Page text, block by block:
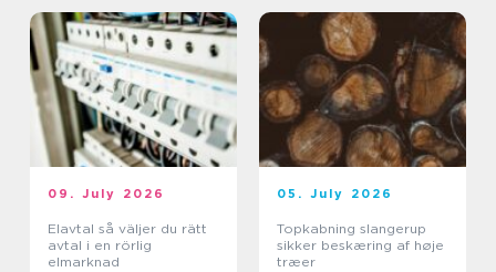
09. July 2026
Elavtal så väljer du rätt
avtal i en rörlig
elmarknad
05. July 2026
Topkabning slangerup
sikker beskæring af høje
træer